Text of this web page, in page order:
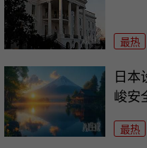
最热
日本
峻安
最热